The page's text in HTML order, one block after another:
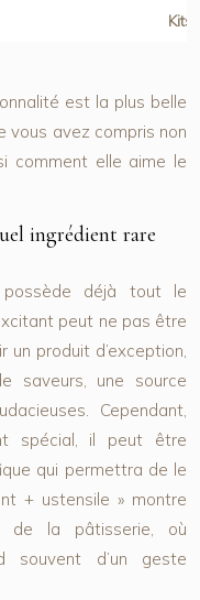
Kits
est la plus belle
vous avez compris non
comment elle aime le
ingrédient rare
déjà tout le
peut ne pas être
un produit d’exception,
saveurs, une source
Cependant,
spécial, il peut être
qui permettra de le
+ ustensile » montre
de la pâtisserie, où
souvent d’un geste